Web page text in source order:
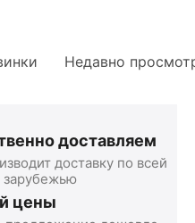
Недавно
доставляем
доставку по всей
цены